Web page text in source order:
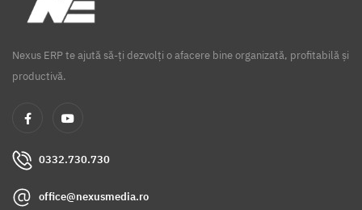
Nexus ERP te ajută să-ți dezvolți o afacere bine organizată, profitabilă și
productivă.
0332.730.730
office@nexusmedia.ro